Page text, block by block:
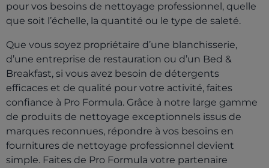
pour vos besoins de nettoyage professionnel, quelle
que soit l’échelle, la quantité ou le type de saleté.
Que vous soyez propriétaire d’une blanchisserie,
d’une entreprise de restauration ou d’un Bed &
Breakfast, si vous avez besoin de détergents
efficaces et de qualité pour votre activité, faites
confiance à Pro Formula. Grâce à notre large gamme
de produits de nettoyage exceptionnels issus de
marques reconnues, répondre à vos besoins en
fournitures de nettoyage professionnel devient
simple. Faites de Pro Formula votre partenaire